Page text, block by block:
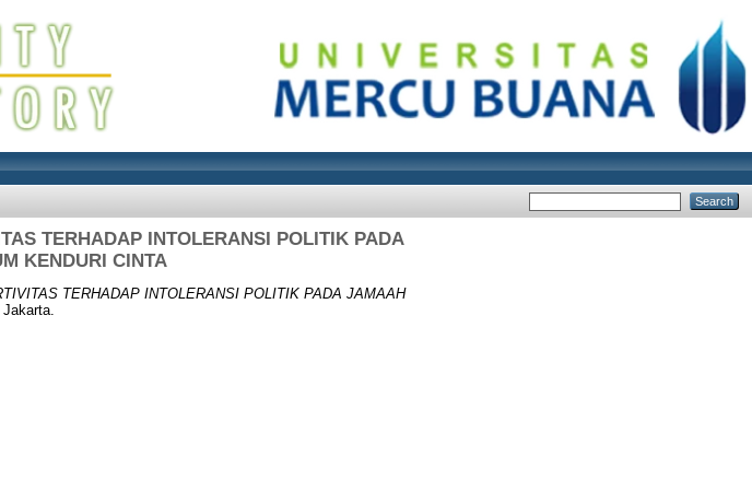
TERHADAP INTOLERANSI POLITIK PADA
KENDURI CINTA
TERHADAP INTOLERANSI POLITIK PADA JAMAAH